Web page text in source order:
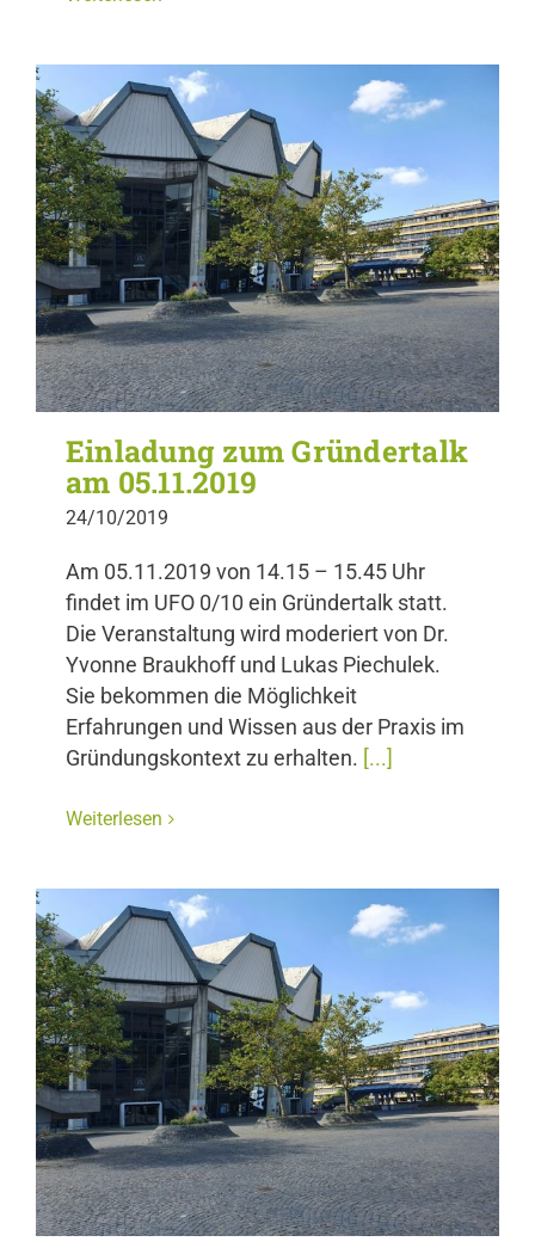
Einladung zum Gründertalk
am 05.11.2019
24/10/2019
Am 05.11.2019 von 14.15 – 15.45 Uhr
findet im UFO 0/10 ein Gründertalk statt.
Die Veranstaltung wird moderiert von Dr.
Yvonne Braukhoff und Lukas Piechulek.
Sie bekommen die Möglichkeit
Erfahrungen und Wissen aus der Praxis im
Gründungskontext zu erhalten. [...]
Weiterlesen